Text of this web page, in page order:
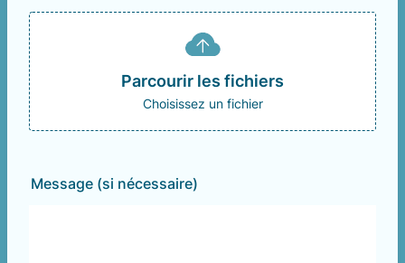
Parcourir les fichiers
Choisissez un fichier
Message (si nécessaire)